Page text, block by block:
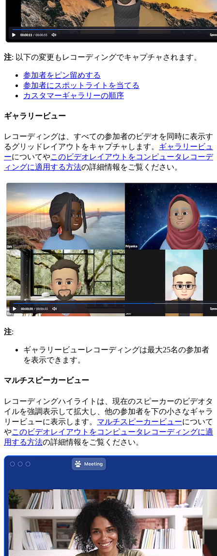
注: 以下の変更もレコーディングでキャプチャされます。
参加者をピン留めする
参加者にスポットライトを当てる
カスタマーギャラリーの順序
ギャラリービュー
レコーディングは、すべての参加者のビデオを同時に表示す
るグリッドレイアウトをキャプチャします。 ギャラリービュ
ーについてやこのビデオレイアウトをコンピュータレコーデ
ィングに適用する方法の詳細情報をご覧ください。
注:
ギャラリービューレコーディングは最大25名の参加者
を表示できます。
マルチスピーカービュー
レコーディングハイライトは、現在のスピーカーのビデオタ
イルを強調表示して拡大し、他の参加者を下の小さなギャラ
リービューに表示します。 マルチスピーカービューについて
やこのビデオレイアウトをコンピュータレコーディングに適
用する方法の詳細情報をご覧ください。